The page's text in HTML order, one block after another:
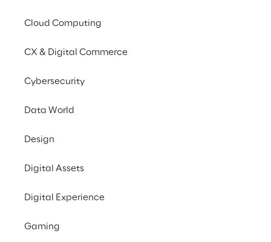
Cloud Computing
CX & Digital Commerce
Cybersecurity
Data World
Design
Digital Assets
Digital Experience
Gaming
Telekom
Mit einem Freund teilen
Telco & Media